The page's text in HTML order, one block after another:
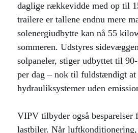
daglige rækkevidde med op til
trailere er tallene endnu mere
solenergiudbytte kan nå 55
sommeren. Udstyres
solpaneler, stiger udbyttet til
per dag – nok til fuldstændigt
hydrauliksystemer uden
VIPV tilbyder også besparelser
lastbiler. Når